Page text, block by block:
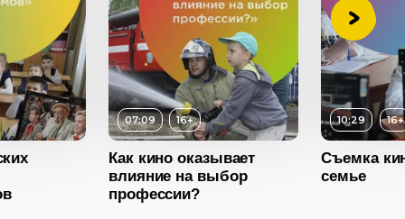
07:09 16+
Как кино оказывает
влияние на выбор
профессии?
Длительность
10:29 16+
Съемка
семье
Возраст